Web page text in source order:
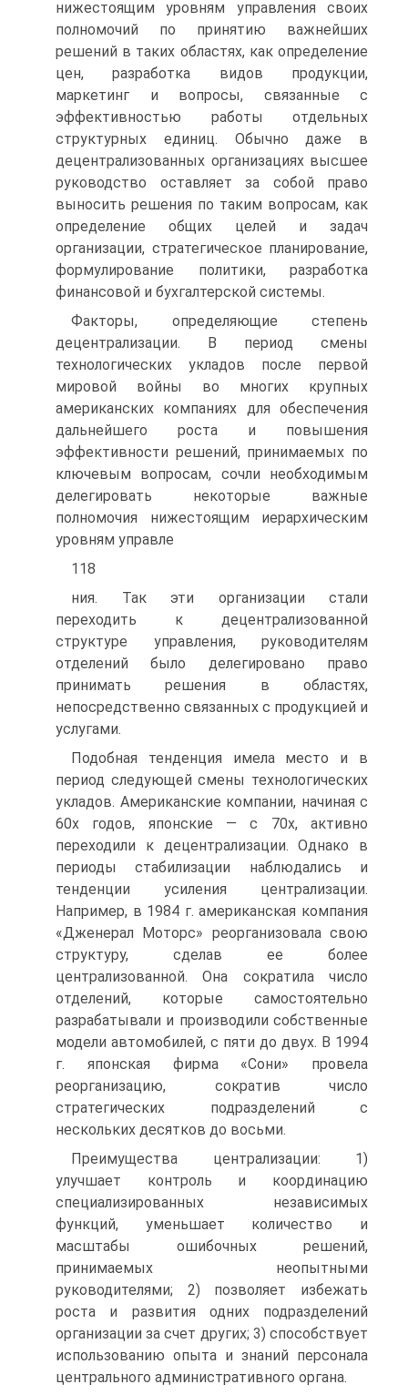
нижестоящим уровням управления своих
полномочий по принятию важнейших
решений в таких областях, как определение
цен, разработка видов продукции,
маркетинг и вопросы, связанные с
эффективностью работы отдельных
структурных единиц. Обычно даже в
децентрализованных организациях высшее
руководство оставляет за собой право
выносить решения по таким вопросам, как
определение общих целей и задач
организации, стратегическое планирование,
формулирование политики, разработка
финансовой и бухгалтерской системы.
Факторы, определяющие степень
децентрализации. В период смены
технологических укладов после первой
мировой войны во многих крупных
американских компаниях для обеспечения
дальнейшего роста и повышения
эффективности решений, принимаемых по
ключевым вопросам, сочли необходимым
делегировать некоторые важные
полномочия нижестоящим иерархическим
уровням управле
118
ния. Так эти организации стали
переходить к децентрализованной
структуре управления, руководителям
отделений было делегировано право
принимать решения в областях,
непосредственно связанных с продукцией и
услугами.
Подобная тенденция имела место и в
период следующей смены технологических
укладов. Американские компании, начиная с
60х годов, японские — с 70х, активно
переходили к децентрализации. Однако в
периоды стабилизации наблюдались и
тенденции усиления централизации.
Например, в 1984 г. американская компания
«Дженерал Моторс» реорганизовала свою
структуру, сделав ее более
централизованной. Она сократила число
отделений, которые самостоятельно
разрабатывали и производили собственные
модели автомобилей, с пяти до двух. В 1994
г. японская фирма «Сони» провела
реорганизацию, сократив число
стратегических подразделений с
нескольких десятков до восьми.
Преимущества централизации: 1)
улучшает контроль и координацию
специализированных независимых
функций, уменьшает количество и
масштабы ошибочных решений,
принимаемых неопытными
руководителями; 2) позволяет избежать
роста и развития одних подразделений
организации за счет других; 3) способствует
использованию опыта и знаний персонала
центрального административного органа.